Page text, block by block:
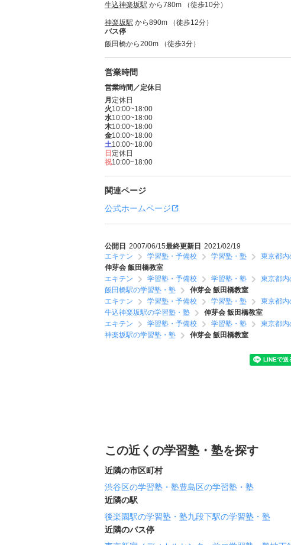
牛込神楽坂駅 から780m （徒歩10分）
神楽坂駅 から890m （徒歩12分）
バス停
飯田橋から200m （徒歩3分）
営業時間
営業時間／定休日
月 定休日
火10:00~18:00
水10:00~18:00
木10:00~18:00
金10:00~18:00
土10:00~18:00
日 定休日
祝10:00~18:00
関連ページ
公式ホームページ
公開日 2007/06/15最終更新日 2021/02/19
エキテン
学習塾・予備校 学習塾・塾 東京都内
伸芽会 飯田橋教室
エキテン
学習塾・予備校 学習塾・塾 東京都内
飯田橋駅の学習塾・塾
伸芽会 飯田橋教室
エキテン
学習塾・予備校 学習塾・塾 東京都内
牛込神楽坂駅の学習塾・塾
伸芽会 飯田橋教室
エキテン
学習塾・予備校 学習塾・塾 東京都内
神楽坂駅の学習塾・塾
伸芽会 飯田橋教室
この近くの学習塾・塾を探す
近隣の市区町村
渋谷区の学習塾・塾豊島区の学習塾・塾
近隣の駅
後楽園駅の学習塾・塾九段下駅の学習塾・塾
近隣のバス停